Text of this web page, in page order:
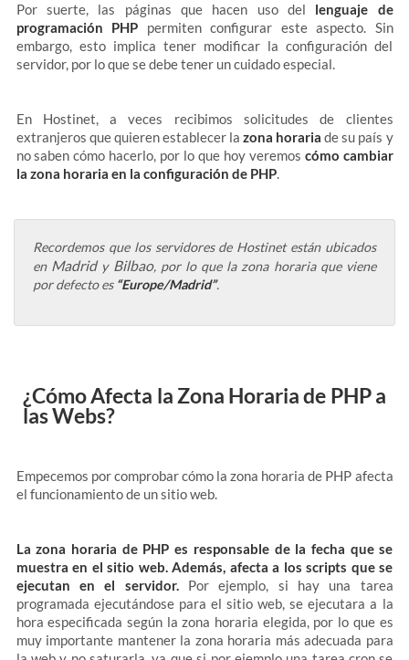
Por suerte, las páginas que hacen uso del lenguaje de
programación PHP permiten configurar este aspecto. Sin
embargo, esto implica tener modificar la configuración del
servidor, por lo que se debe tener un cuidado especial.
En Hostinet, a veces recibimos solicitudes de clientes
extranjeros que quieren establecer la zona horaria de su país y
no saben cómo hacerlo, por lo que hoy veremos cómo cambiar
la zona horaria en la configuración de PHP.
Recordemos que los servidores de Hostinet están ubicados
en Madridy Bilbao, por lo que la zona horaria que viene
por defecto es “Europe/Madrid”.
¿Cómo Afecta la Zona Horaria de PHP a
las Webs?
Empecemos por comprobar cómo la zona horaria de PHP afecta
el funcionamiento de un sitio web.
La zona horaria de PHP es responsable de la fecha que se
muestra en el sitio web. Además, afecta a los scripts que se
ejecutan en el servidor.Por ejemplo, si hay una tarea
programada ejecutándose para el sitio web, se ejecutara a la
hora especificada según la zona horaria elegida, por lo que es
muy importante mantener la zona horaria más adecuada para